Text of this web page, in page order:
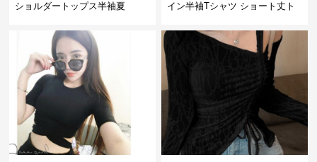
ショルダートップス半袖夏
イン半袖Tシャツ ショート丈ト